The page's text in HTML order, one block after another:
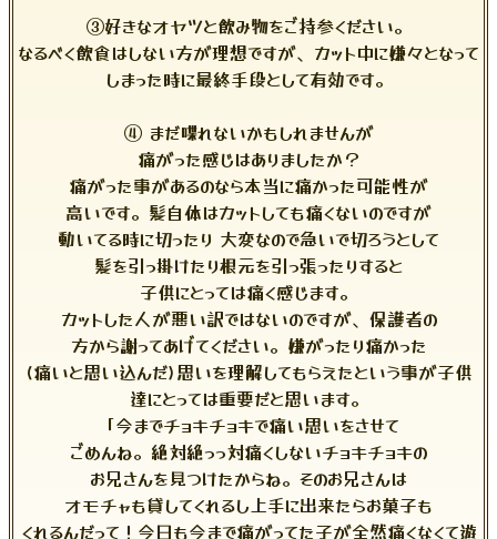
③好きなオヤツと飲み物をご持参ください。
なるべく飲食はしない方が理想ですが、カット中に嫌々となって
しまった時に最終手段として有効です。
④ まだ喋れないかもしれませんが
痛がった感じはありましたか？
痛がった事があるのなら本当に痛かった可能性が
高いです。髪自体はカットしても痛くないのですが
動いてる時に切ったり 大変なので急いで切ろうとして
髪を引っ掛けたり根元を引っ張ったりすると
子供にとっては痛く感じます。
カットした人が悪い訳ではないのですが、保護者の
方から謝ってあげてください。嫌がったり痛かった
(痛いと思い込んだ)思いを理解してもらえたという事が子供
達にとっては重要だと思います。
「今までチョキチョキで痛い思いをさせて
ごめんね。絶対絶っっ対痛くしないチョキチョキの
お兄さんを見つけたからね。そのお兄さんは
オモチャも貸してくれるし上手に出来たらお菓子も
くれるんだって！今日も今まで痛がってた子が全然痛くなくて遊